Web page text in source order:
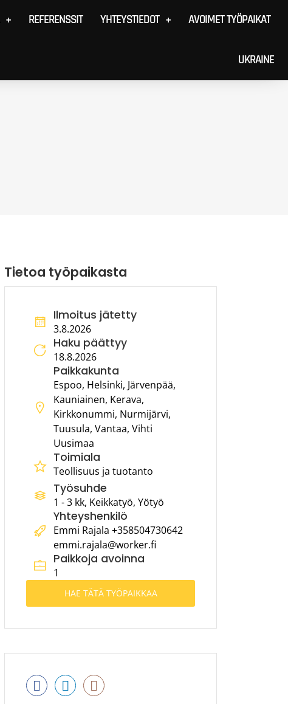
REFERENSSIT YHTEYSTIEDOT AVOIMET TYÖPAIKAT
UKRAINE
Tietoa työpaikasta
Ilmoitus jätetty
3.8.2026
Haku päättyy
18.8.2026
Paikkakunta
Espoo, Helsinki, Järvenpää,
Kauniainen, Kerava,
Kirkkonummi, Nurmijärvi,
Tuusula, Vantaa, Vihti
Uusimaa
Toimiala
Teollisuus ja tuotanto
Työsuhde
1 - 3 kk, Keikkatyö, Yötyö
Yhteyshenkilö
Emmi Rajala +358504730642
emmi.rajala@worker.fi
Paikkoja avoinna
1
HAE TÄTÄ TYÖPAIKKAA